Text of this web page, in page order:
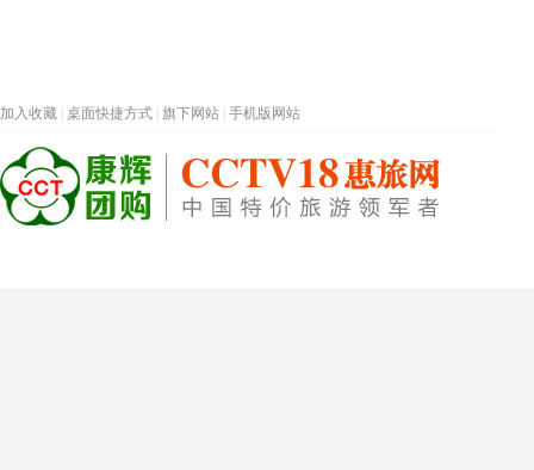
加入收藏 桌面快捷方式 旗下网站 手机版网站